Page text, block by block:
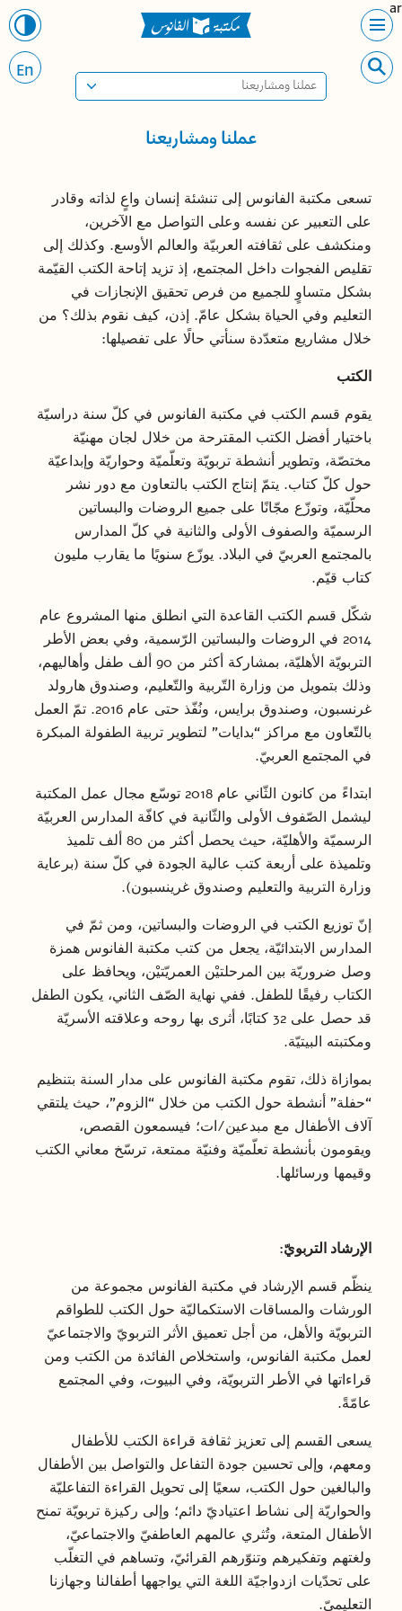
ar
En
عملنا ومشاريعنا
عملنا ومشاريعنا
تسعى مكتبة الفانوس إلى تنشئة إنسان واعٍ لذاته وقادر
على التعبير عن نفسه وعلى التواصل مع الآخرين،
ومنكشف على ثقافته العربيّة والعالم الأوسع. وكذلك إلى
تقليص الفجوات داخل المجتمع، إذ تزيد إتاحة الكتب القيّمة
بشكل متساوٍ للجميع من فرص تحقيق الإنجازات في
التعليم وفي الحياة بشكل عامّ. إذن، كيف نقوم بذلك؟ من
خلال مشاريع متعدّدة سنأتي حالًا على تفصيلها:
الكتب
يقوم قسم الكتب في مكتبة الفانوس في كلّ سنة دراسيّة
باختيار أفضل الكتب المقترحة من خلال لجان مهنيّة
مختصّة، وتطوير أنشطة تربويّة وتعلّميّة وحواريّة وإبداعيّة
حول كلّ كتاب. يتمّ إنتاج الكتب بالتعاون مع دور نشر
محلّيّة، وتوزّع مجّانًا على جميع الروضات والبساتين
الرسميّة والصفوف الأولى والثانية في كلّ المدارس
بالمجتمع العربيّ في البلاد. يوزّع سنويًا ما يقارب مليون
كتاب قيّم.
شكّل قسم الكتب القاعدة التي انطلق منها المشروع عام
2014 في الروضات والبساتين الرّسمية، وفي بعض الأطر
التربويّة الأهليّة، بمشاركة أكثر من 90 ألف طفل وأهاليهم،
وذلك بتمويل من وزارة التّربية والتّعليم، وصندوق هارولد
غرنسبون، وصندوق برايس، ونُفّذ حتى عام 2016. تمّ العمل
بالتّعاون مع مراكز “بدايات” لتطوير تربية الطفولة المبكرة
في المجتمع العربيّ.
ابتداءً من كانون الثّاني عام 2018 توسّع مجال عمل المكتبة
ليشمل الصّفوف الأولى والثّانية في كافّة المدارس العربيّة
الرسميّة والأهليّة، حيث يحصل أكثر من 80 ألف تلميذ
وتلميذة على أربعة كتب عالية الجودة في كلّ سنة (برعاية
وزارة التربية والتعليم وصندوق غرينسبون).
إنّ توزيع الكتب في الروضات والبساتين، ومن ثمّ في
المدارس الابتدائيّة، يجعل من كتب مكتبة الفانوس همزة
وصل ضروريّة بين المرحلتيْن العمريّتيْن، ويحافظ على
الكتاب رفيقًا للطفل. ففي نهاية الصّف الثاني، يكون الطفل
قد حصل على 32 كتابًا، أثرى بها روحه وعلاقته الأسريّة
ومكتبته البيتيّة.
بموازاة ذلك، تقوم مكتبة الفانوس على مدار السنة بتنظيم
“حفلة” أنشطة حول الكتب من خلال “الزوم”، حيث يلتقي
آلاف الأطفال مع مبدعين/ات؛ فيسمعون القصص،
ويقومون بأنشطة تعلّميّة وفنيّة ممتعة، ترسّخ معاني الكتب
وقيمها ورسائلها.
الإرشاد التربويّ:
ينظّم قسم الإرشاد في مكتبة الفانوس مجموعة من
الورشات والمساقات الاستكماليّة حول الكتب للطواقم
التربويّة والأهل، من أجل تعميق الأثر التربويّ والاجتماعيّ
لعمل مكتبة الفانوس، واستخلاص الفائدة من الكتب ومن
قراءاتها في الأطر التربويّة، وفي البيوت، وفي المجتمع
عامّةً.
يسعى القسم إلى تعزيز ثقافة قراءة الكتب للأطفال
ومعهم، وإلى تحسين جودة التفاعل والتواصل بين الأطفال
والبالغين حول الكتب، سعيًا إلى تحويل القراءة التفاعليّة
والحواريّة إلى نشاط اعتياديّ دائم؛ وإلى ركيزة تربويّة تمنح
الأطفال المتعة، وتُثري عالمهم العاطفيّ والاجتماعيّ،
ولغتهم وتفكيرهم وتنوّرهم القرائيّ، وتساهم في التغلّب
على تحدّيات ازدواجيّة اللغة التي يواجهها أطفالنا وجهازنا
التعليميّ.